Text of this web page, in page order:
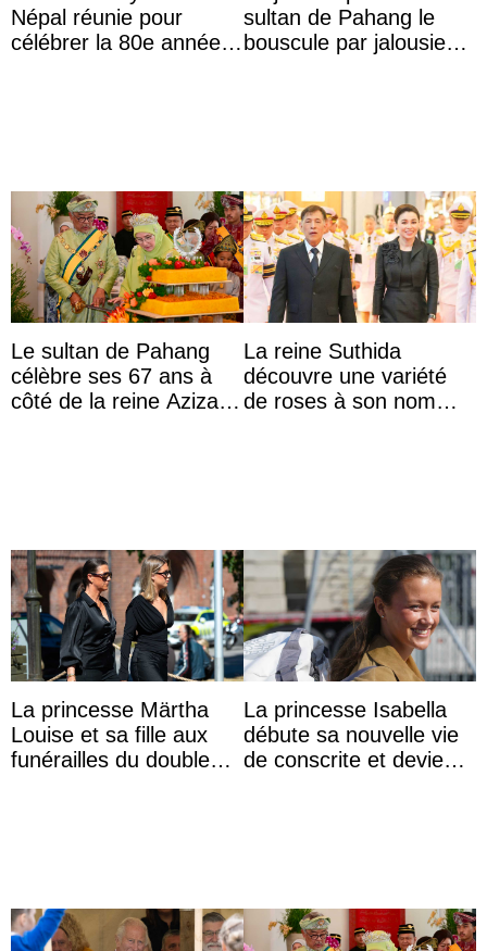
Népal réunie pour
célébrer la 80e année
sultan de Pahang le
bouscule par jalousie
Le sultan de Pahang
célèbre ses 67 ans à
côté de la reine Azizah
La reine Suthida
découvre une variété
de roses à son nom
La princesse Märtha
Louise et sa fille aux
funérailles du double
La princesse Isabella
débute sa nouvelle vie
de conscrite et devient